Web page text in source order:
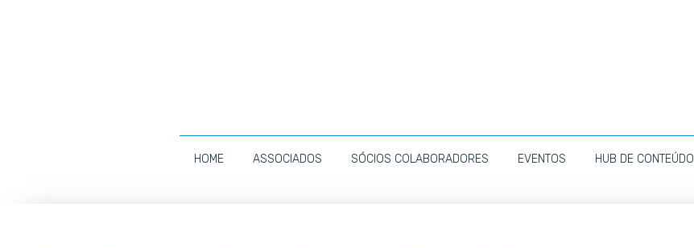
HOME ASSOCIADOS SÓCIOS COLABORADORES EVENTOS HUB DE CONTEÚDO